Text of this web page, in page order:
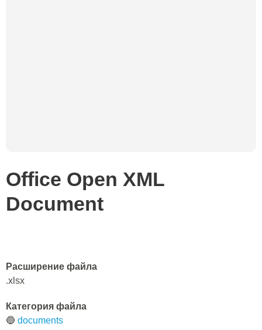
Office Open XML
Document
Расширение файла
.xlsx
Категория файла
🔵 documents